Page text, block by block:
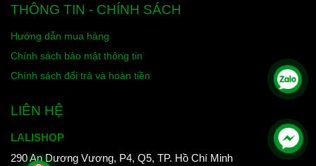
THÔNG TIN - CHÍNH SÁCH
Hướng dẫn mua hàng
Chính sách bảo mật thông tin
Chính sách đổi trả và hoàn tiền
LIÊN HỆ
LALISHOP
290 An Dương Vương, P4, Q5, TP. Hồ Chí Minh